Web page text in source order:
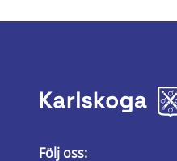
Följ oss: